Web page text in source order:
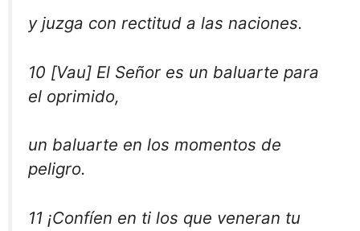
y juzga con rectitud a las naciones.
10 [Vau] El Señor es un baluarte para
el oprimido,
un baluarte en los momentos de
peligro.
11 ¡Confíen en ti los que veneran tu